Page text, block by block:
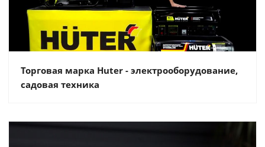
Торговая марка Huter - электрооборудование,
садовая техника